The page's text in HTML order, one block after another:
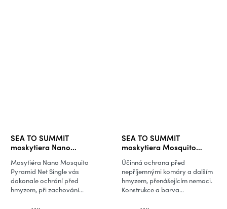
SEA TO SUMMIT
moskytiera Nano
Mosquito Pyramid Net
Single
Mosytiéra Nano Mosquito
Pyramid Net Single vás
dokonale ochrání před
hmyzem, při zachování...
SEA TO SUMMIT
moskytiera Mosquito
Headnet
Účinná ochrana před
nepříjemnými komáry a dalším
hmyzem, přenášejícím nemoci.
Konstrukce a barva...